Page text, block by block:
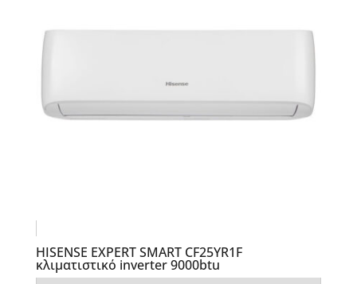
HISENSE EXPERT SMART CF25YR1F
κλιματιστικό inverter 9000btu